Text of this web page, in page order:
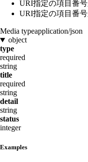
URI指定の項目番
URI指定の項目番
Media typeapplication/json
object
type
required
string
title
required
string
detail
string
status
integer
Examples